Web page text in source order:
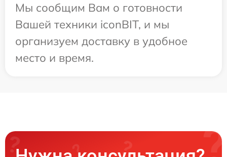
Мы сообщим Вам о готовности
Вашей техники iconBIT, и мы
организуем доставку в удобное
место и время.